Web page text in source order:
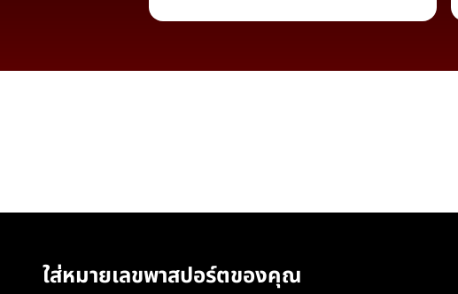
ใส่หมายเลขพาสปอร์ตของคุณ